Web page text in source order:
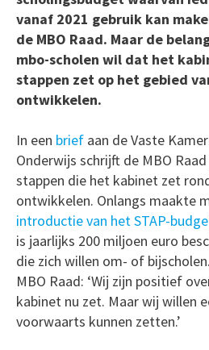
vanaf 2021 gebruik kan
de MBO Raad. Maar de
mbo-scholen wil dat het
stappen zet op het gebied
ontwikkelen.
In een brief aan de Vaste
Onderwijs schrijft de MBO
stappen die het kabinet zet
ontwikkelen. Onlangs maakte
introductie van het STAP-
is jaarlijks 200 miljoen euro
die zich willen om- of
MBO Raad: ‘Wij zijn positief
kabinet nu zet. Maar wij willen
voorwaarts kunnen zetten.’